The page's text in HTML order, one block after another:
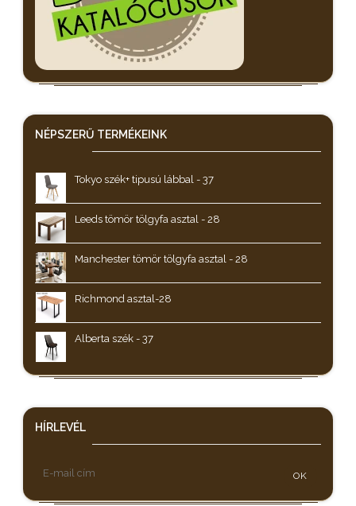
NÉPSZERŰ TERMÉKEINK
Tokyo szék+ tipusú lábbal - 37
Leeds tömör tölgyfa asztal - 28
Manchester tömör tölgyfa asztal - 28
Richmond asztal-28
Alberta szék - 37
HÍRLEVÉL
OK